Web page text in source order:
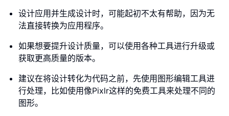
设计应用并生成设计时，可能起初不太有帮助，因为无
法直接转换为应用程序。
如果想要提升设计质量，可以使用各种工具进行升级或
获取更高质量的版本。
建议在将设计转化为代码之前，先使用图形编辑工具进
行处理，比如使用像Pixlr这样的免费工具来处理不同的
图形。